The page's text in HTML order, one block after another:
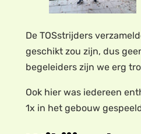
De TOSstrijders
geschikt zou zijn, dus
begeleiders zijn we erg
Ook hier was iedereen
1x in het gebouw